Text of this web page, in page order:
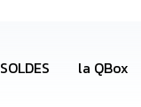
SOLDES la QBox